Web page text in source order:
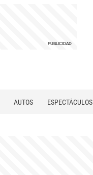
AUTOS
ESPECTÁCULOS